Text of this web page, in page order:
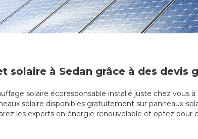
à Sedan grâce à des devis
solaire écoresponsable installé juste chez vous
solaire disponibles gratuitement sur panneaux-
les experts en énergie renouvelable et optez pour